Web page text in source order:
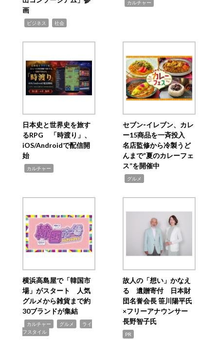
画
ビジネス 社会
カルチャー
日本史と世界史を旅す
るRPG 「時渡り」、
iOS/Androidで配信開
始
カルチャー
セブン‐イレブン、カレ
ー15商品を一斉投入
名店監修から冷製うど
んまで“夏のカレーフェ
ス”を開催中
グルメ
横浜高島屋で「韓国市
場」がスタート 人気
グルメから雑貨まで約
30ブランドが集結
カルチャー グルメ
ライ
フスタイル
故人の「想い」かなえ
る 遺贈寄付 日本財
団名誉会長 笹川陽平氏
×フリーアナウンサー
長野智子氏
PR